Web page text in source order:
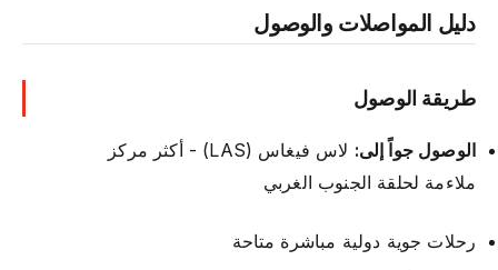
دليل المواصلات والوصول
طريقة الوصول
الوصول جواً إلى:
لاس فيغاس (LAS) - أكثر مركز
ملاءمة لحلقة الجنوب الغربي
رحلات جوية دولية مباشرة متاحة